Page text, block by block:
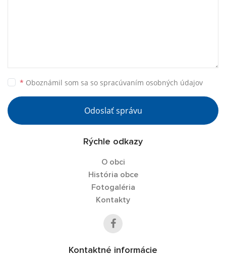
* Oboznámil som sa so spracúvaním osobných údajov
Odoslať správu
Rýchle odkazy
O obci
História obce
Fotogaléria
Kontakty
Kontaktné informácie